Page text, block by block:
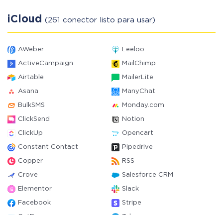
iCloud (261 conector listo para usar)
AWeber Leeloo
ActiveCampaign MailChimp
Airtable MailerLite
Asana ManyChat
BulkSMS Monday.com
ClickSend Notion
ClickUp Opencart
Constant Contact Pipedrive
Copper RSS
Crove Salesforce CRM
Elementor Slack
Facebook Stripe